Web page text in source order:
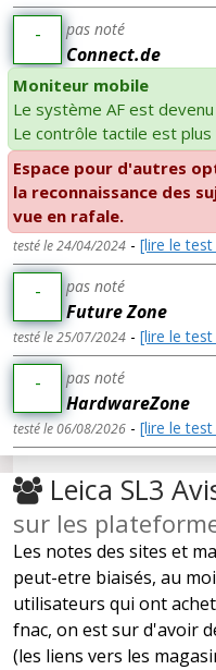
- pas noté
Connect.de
Moniteur mobile
Le système AF est
Le contrôle tactile est plus
Espace pour d'autres
la reconnaissance des
vue en rafale.
testé le 24/04/2024 - [lire le
- pas noté
Future Zone
testé le 25/07/2024 - [lire le
- pas noté
HardwareZone
testé le 06/08/2026 - [lire le
Leica SL3
sur les
Les notes des sites et
peut-etre biaisés, au
utilisateurs qui ont
fnac, on est sur d'avoir
(les liens vers les